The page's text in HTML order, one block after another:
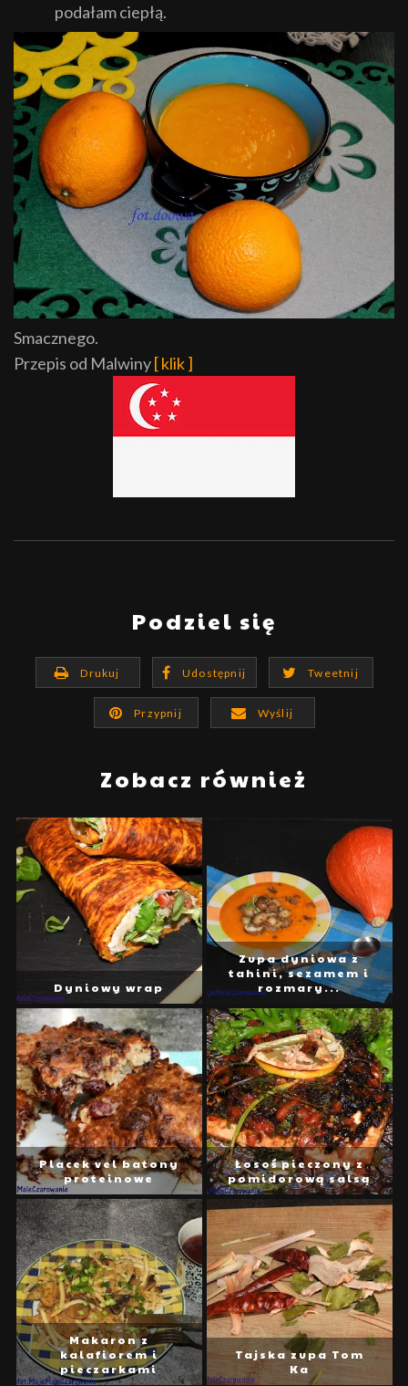
podałam ciepłą.
Smacznego.
Przepis od Malwiny[ klik ]
Podziel się
Drukuj Udostępnij Tweetnij
Przypnij Wyślij
Zobacz również
Dyniowy wrap
Zupa dyniowa z
tahini, sezamem i
rozmary...
Placek vel batony
proteinowe
Łosoś pieczony z
pomidorową salsą
Makaron z
kalafiorem i
pieczarkami
Tajska zupa Tom
Ka